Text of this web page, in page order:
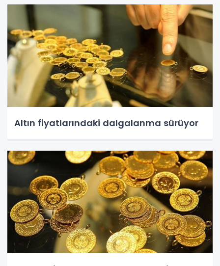
Altın fiyatlarındaki dalgalanma sürüyor